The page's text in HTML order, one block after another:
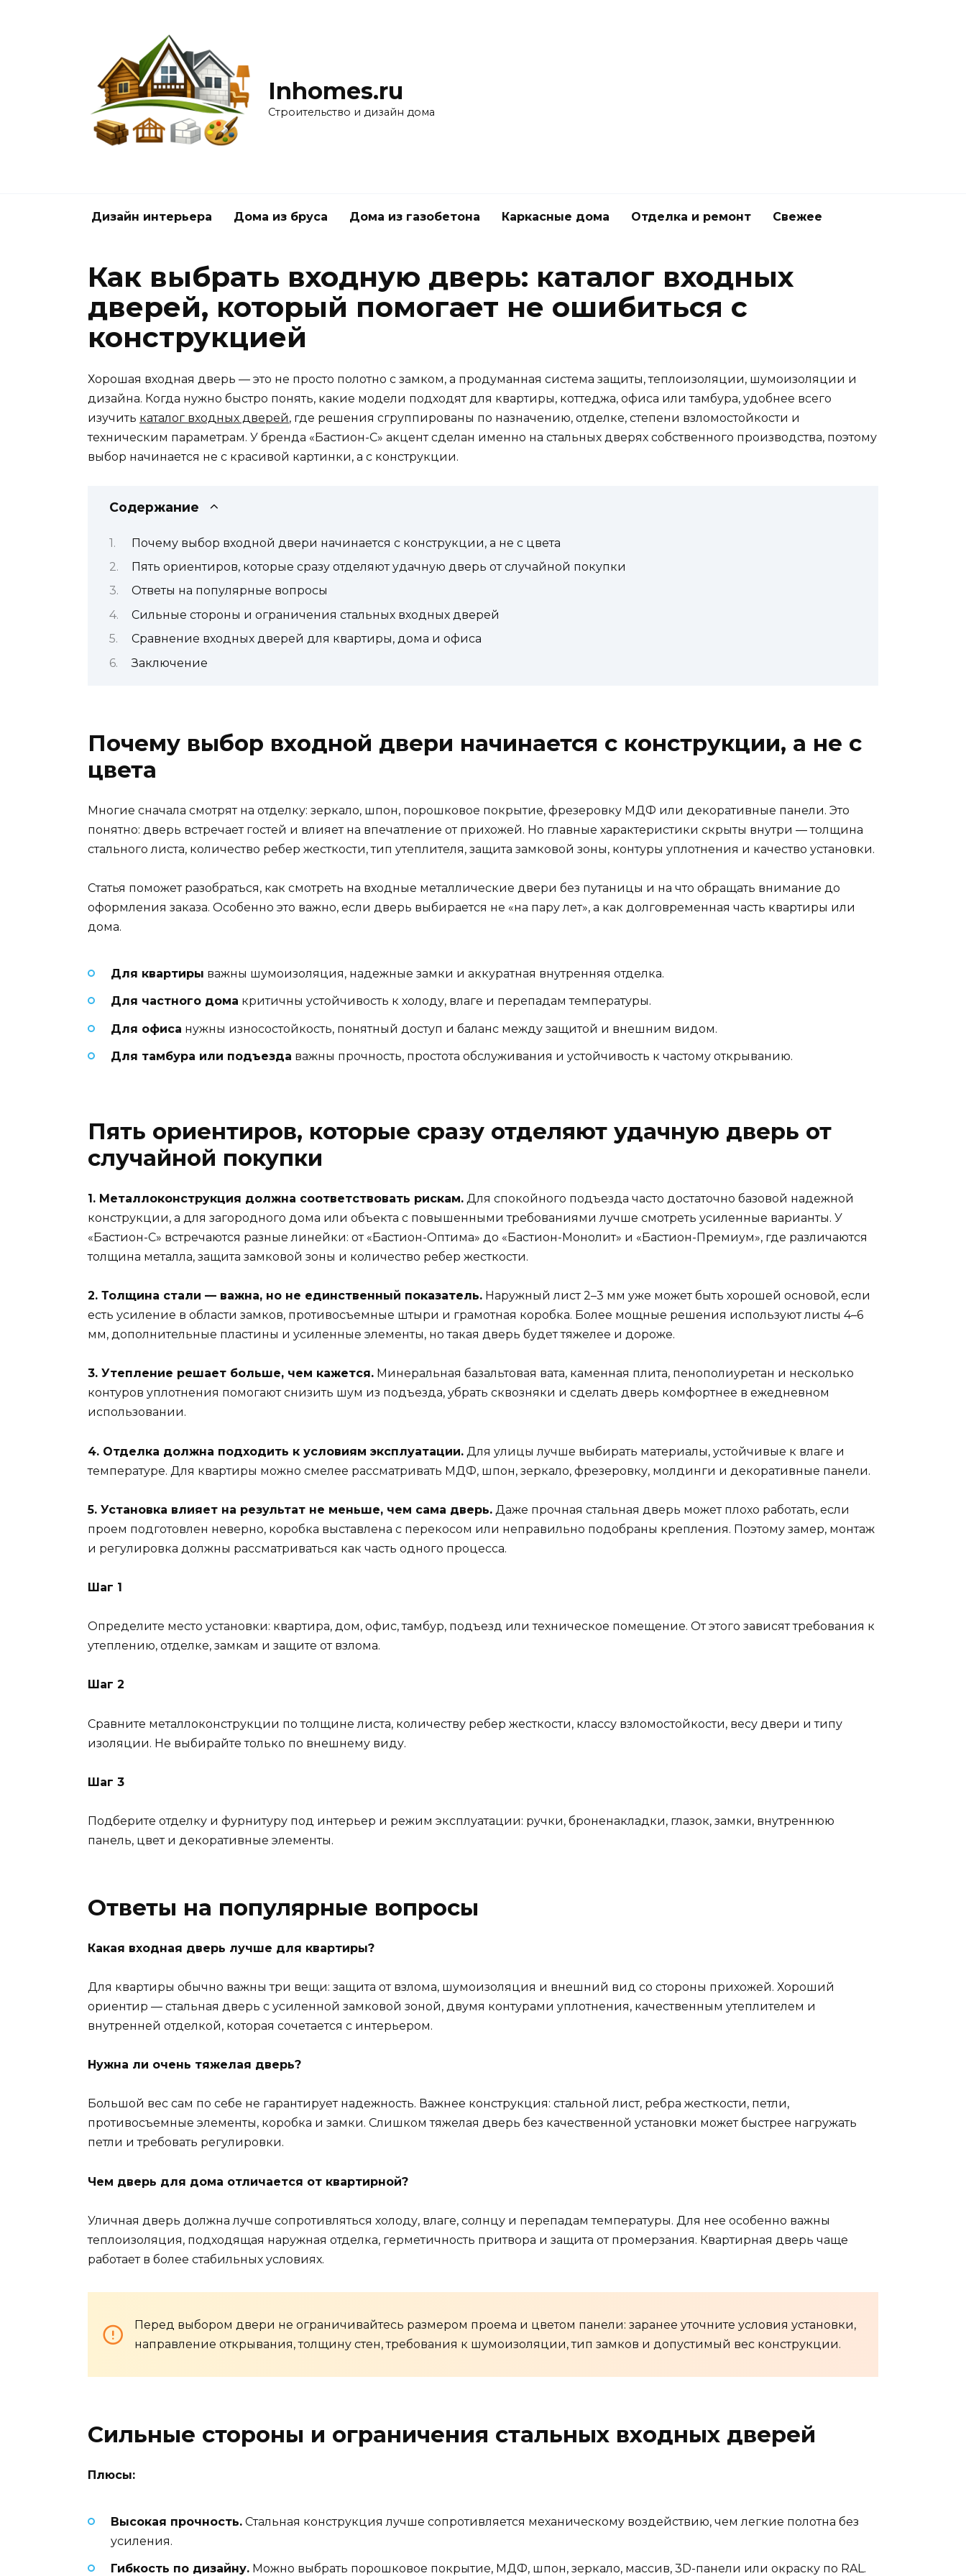
Inhomes.ru
Строительство и дизайн дома
Дизайн интерьера Дома из бруса Дома из газобетона Каркасные дома Отделка и ремонт Свежее
Как выбрать входную дверь: каталог входных
дверей, который помогает не ошибиться с
конструкцией
Хорошая входная дверь — это не просто полотно с замком, а продуманная система защиты, теплоизоляции, шумоизоляции и
дизайна. Когда нужно быстро понять, какие модели подходят для квартиры, коттеджа, офиса или тамбура, удобнее всего
изучить каталог входных дверей, где решения сгруппированы по назначению, отделке, степени взломостойкости и
техническим параметрам. У бренда «Бастион-С» акцент сделан именно на стальных дверях собственного производства, поэтому
выбор начинается не с красивой картинки, а с конструкции.
Содержание
Почему выбор входной двери начинается с конструкции, а не с цвета
Пять ориентиров, которые сразу отделяют удачную дверь от случайной покупки
Ответы на популярные вопросы
Сильные стороны и ограничения стальных входных дверей
Сравнение входных дверей для квартиры, дома и офиса
Заключение
Почему выбор входной двери начинается с конструкции, а не с
цвета
Многие сначала смотрят на отделку: зеркало, шпон, порошковое покрытие, фрезеровку МДФ или декоративные панели. Это
понятно: дверь встречает гостей и влияет на впечатление от прихожей. Но главные характеристики скрыты внутри — толщина
стального листа, количество ребер жесткости, тип утеплителя, защита замковой зоны, контуры уплотнения и качество установки.
Статья поможет разобраться, как смотреть на входные металлические двери без путаницы и на что обращать внимание до
оформления заказа. Особенно это важно, если дверь выбирается не «на пару лет», а как долговременная часть квартиры или
дома.
Для квартиры важны шумоизоляция, надежные замки и аккуратная внутренняя отделка.
Для частного дома критичны устойчивость к холоду, влаге и перепадам температуры.
Для офиса нужны износостойкость, понятный доступ и баланс между защитой и внешним видом.
Для тамбура или подъезда важны прочность, простота обслуживания и устойчивость к частому открыванию.
Пять ориентиров, которые сразу отделяют удачную дверь от
случайной покупки
1. Металлоконструкция должна соответствовать рискам. Для спокойного подъезда часто достаточно базовой надежной
конструкции, а для загородного дома или объекта с повышенными требованиями лучше смотреть усиленные варианты. У
«Бастион-С» встречаются разные линейки: от «Бастион-Оптима» до «Бастион-Монолит» и «Бастион-Премиум», где различаются
толщина металла, защита замковой зоны и количество ребер жесткости.
2. Толщина стали — важна, но не единственный показатель. Наружный лист 2–3 мм уже может быть хорошей основой, если
есть усиление в области замков, противосъемные штыри и грамотная коробка. Более мощные решения используют листы 4–6
мм, дополнительные пластины и усиленные элементы, но такая дверь будет тяжелее и дороже.
3. Утепление решает больше, чем кажется. Минеральная базальтовая вата, каменная плита, пенополиуретан и несколько
контуров уплотнения помогают снизить шум из подъезда, убрать сквозняки и сделать дверь комфортнее в ежедневном
использовании.
4. Отделка должна подходить к условиям эксплуатации. Для улицы лучше выбирать материалы, устойчивые к влаге и
температуре. Для квартиры можно смелее рассматривать МДФ, шпон, зеркало, фрезеровку, молдинги и декоративные панели.
5. Установка влияет на результат не меньше, чем сама дверь. Даже прочная стальная дверь может плохо работать, если
проем подготовлен неверно, коробка выставлена с перекосом или неправильно подобраны крепления. Поэтому замер, монтаж
и регулировка должны рассматриваться как часть одного процесса.
Шаг 1
Определите место установки: квартира, дом, офис, тамбур, подъезд или техническое помещение. От этого зависят требования к
утеплению, отделке, замкам и защите от взлома.
Шаг 2
Сравните металлоконструкции по толщине листа, количеству ребер жесткости, классу взломостойкости, весу двери и типу
изоляции. Не выбирайте только по внешнему виду.
Шаг 3
Подберите отделку и фурнитуру под интерьер и режим эксплуатации: ручки, броненакладки, глазок, замки, внутреннюю
панель, цвет и декоративные элементы.
Ответы на популярные вопросы
Какая входная дверь лучше для квартиры?
Для квартиры обычно важны три вещи: защита от взлома, шумоизоляция и внешний вид со стороны прихожей. Хороший
ориентир — стальная дверь с усиленной замковой зоной, двумя контурами уплотнения, качественным утеплителем и
внутренней отделкой, которая сочетается с интерьером.
Нужна ли очень тяжелая дверь?
Большой вес сам по себе не гарантирует надежность. Важнее конструкция: стальной лист, ребра жесткости, петли,
противосъемные элементы, коробка и замки. Слишком тяжелая дверь без качественной установки может быстрее нагружать
петли и требовать регулировки.
Чем дверь для дома отличается от квартирной?
Уличная дверь должна лучше сопротивляться холоду, влаге, солнцу и перепадам температуры. Для нее особенно важны
теплоизоляция, подходящая наружная отделка, герметичность притвора и защита от промерзания. Квартирная дверь чаще
работает в более стабильных условиях.
Перед выбором двери не ограничивайтесь размером проема и цветом панели: заранее уточните условия установки,
направление открывания, толщину стен, требования к шумоизоляции, тип замков и допустимый вес конструкции.
Сильные стороны и ограничения стальных входных дверей
Плюсы:
Высокая прочность. Стальная конструкция лучше сопротивляется механическому воздействию, чем легкие полотна без
усиления.
Гибкость по дизайну. Можно выбрать порошковое покрытие, МДФ, шпон, зеркало, массив, 3D-панели или окраску по RAL.